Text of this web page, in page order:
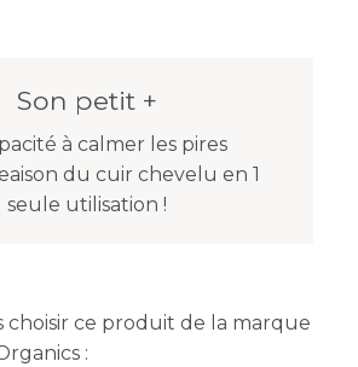
Son petit +
à calmer les pires
du cuir chevelu en 1
seule utilisation !
choisir ce produit de la marque
: